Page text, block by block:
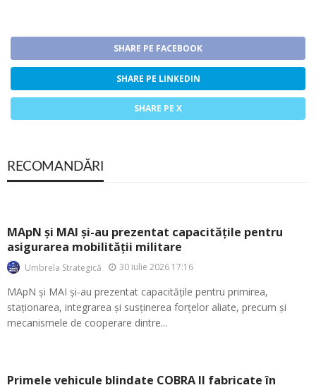
SHARE PE FACEBOOK
SHARE PE LINKEDIN
SHARE PE X
RECOMANDĂRI
MApN și MAI și-au prezentat capacitățile pentru
asigurarea mobilității militare
Umbrela Strategică 30 iulie 2026 17:16
MApN și MAI și-au prezentat capacitățile pentru primirea,
staționarea, integrarea și susținerea forțelor aliate, precum și
mecanismele de cooperare dintre...
Primele vehicule blindate COBRA II fabricate în